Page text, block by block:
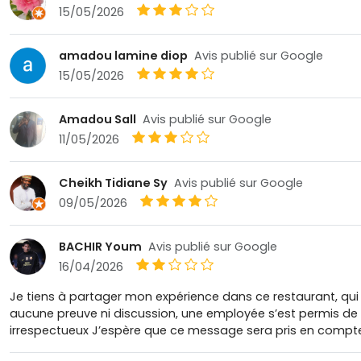
15/05/2026
amadou lamine diop Avis publié sur Google
15/05/2026
Amadou Sall Avis publié sur Google
11/05/2026
Cheikh Tidiane Sy Avis publié sur Google
09/05/2026
BACHIR Youm Avis publié sur Google
16/04/2026
Je tiens à partager mon expérience dans ce restaurant,
aucune preuve ni discussion, une employée s’est permis
irrespectueux J’espère que ce message sera pris en